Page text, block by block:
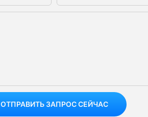
ОТПРАВИТЬ ЗАПРОС СЕЙЧАС